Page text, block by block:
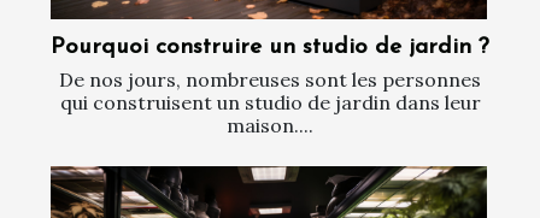
Pourquoi construire un studio de jardin ?
De nos jours, nombreuses sont les personnes
qui construisent un studio de jardin dans leur
maison....